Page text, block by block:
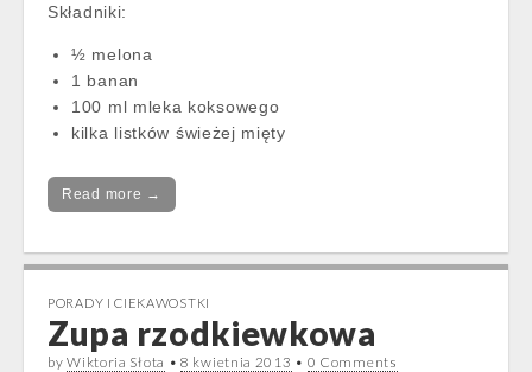
Składniki:
½ melona
1 banan
100 ml mleka koksowego
kilka listków świeżej mięty
Read more →
PORADY I CIEKAWOSTKI
Zupa rzodkiewkowa
byWiktoria Słota •8 kwietnia 2013 • 0 Comments